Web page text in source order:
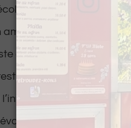
de la Nature à Baliros
:
et écologique. Fondée
schools, cette école
de